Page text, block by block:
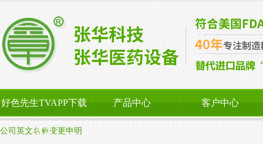
好色先生TVAPP下载
首页
产品中心 客户中心
公司英文名称变更申明